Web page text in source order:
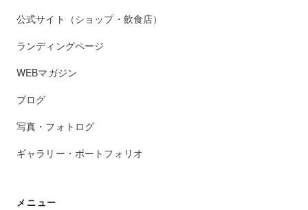
公式サイト（ショップ・飲食店）
ランディングページ
WEBマガジン
ブログ
写真・フォトログ
ギャラリー・ポートフォリオ
メニュー